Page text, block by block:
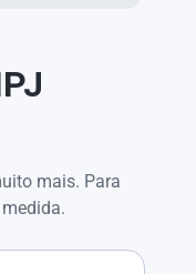
mais. Para